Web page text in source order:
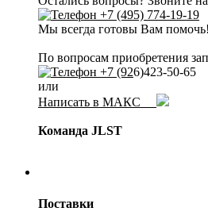
+7 (495) 774-19-19
Мы всегда готовы Вам помочь!
По вопросам приобретения
+7 (926)423-50-65
или
Написать в МАКС
Команда JLST
Поставки